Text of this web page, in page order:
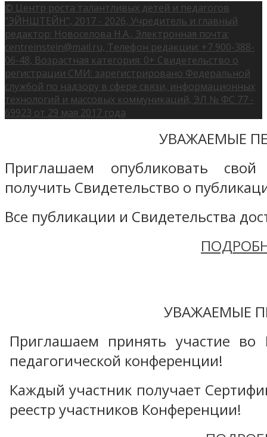
© Центр роста талантливых детей и педагогов
"ЭЙНШТЕЙН", 2017 - 2026, Учредитель и главный
редактор: Новоселова Н.А., Электронная почта:
centreinstein@mail.ru, Телефон редакции: +7 900-388-
06-48, Возрастная категория: 0+ Свидетельство о
регистрации СМИ: зарегистрировано Федеральной
службой по надзору в сфере связи, информационных
технологий и массовых коммуникаций, ЭЛ № ФС 77 -
69923 от 29 мая 2017 года
УВАЖАЕМЫЕ
Приглашаем опубликовать
получить Свидетельство о
Все публикации и Свидетельства
УВАЖАЕМЫЕ
Приглашаем принять участие во
педагогической конференции!
Каждый участник получает
реестр участников Конференции!